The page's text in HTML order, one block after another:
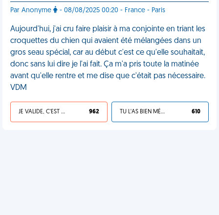
Par Anonyme - 08/08/2025 00:20 - France - Paris
Aujourd'hui, j'ai cru faire plaisir à ma conjointe en triant les
croquettes du chien qui avaient été mélangées dans un
gros seau spécial, car au début c'est ce qu'elle souhaitait,
donc sans lui dire je l'ai fait. Ça m'a pris toute la matinée
avant qu'elle rentre et me dise que c'était pas nécessaire.
VDM
JE VALIDE, C'EST UNE VDM 962 TU L'AS BIEN MÉRITÉ 610